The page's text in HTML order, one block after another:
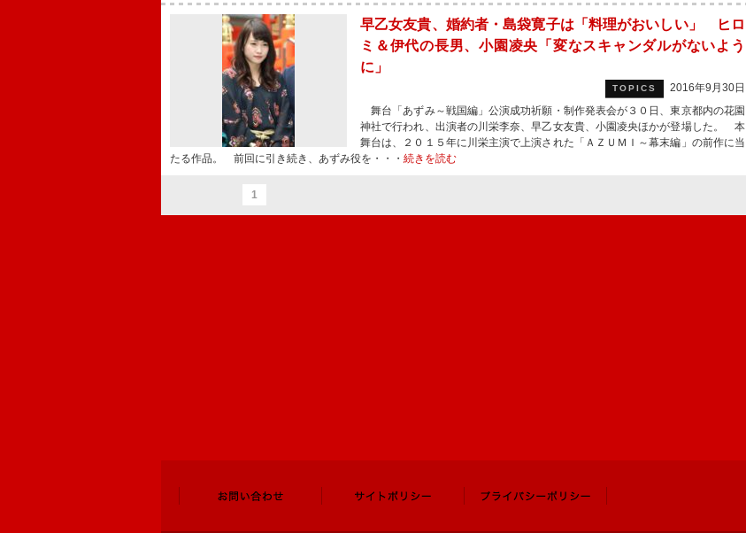
早乙女友貴、婚約者・島袋寛子は「料理がおいしい」 ヒロ
ミ＆伊代の長男、小園凌央「変なスキャンダルがないよう
に」
TOPICS
2016年9月30日
舞台「あずみ～戦国編」公演成功祈願・制作発表会が３０日、東京都内の花園
神社で行われ、出演者の川栄李奈、早乙女友貴、小園凌央ほかが登場した。 本
舞台は、２０１５年に川栄主演で上演された「ＡＺＵＭＩ～幕末編」の前作に当
たる作品。 前回に引き続き、あずみ役を・・・ 続きを読む
1